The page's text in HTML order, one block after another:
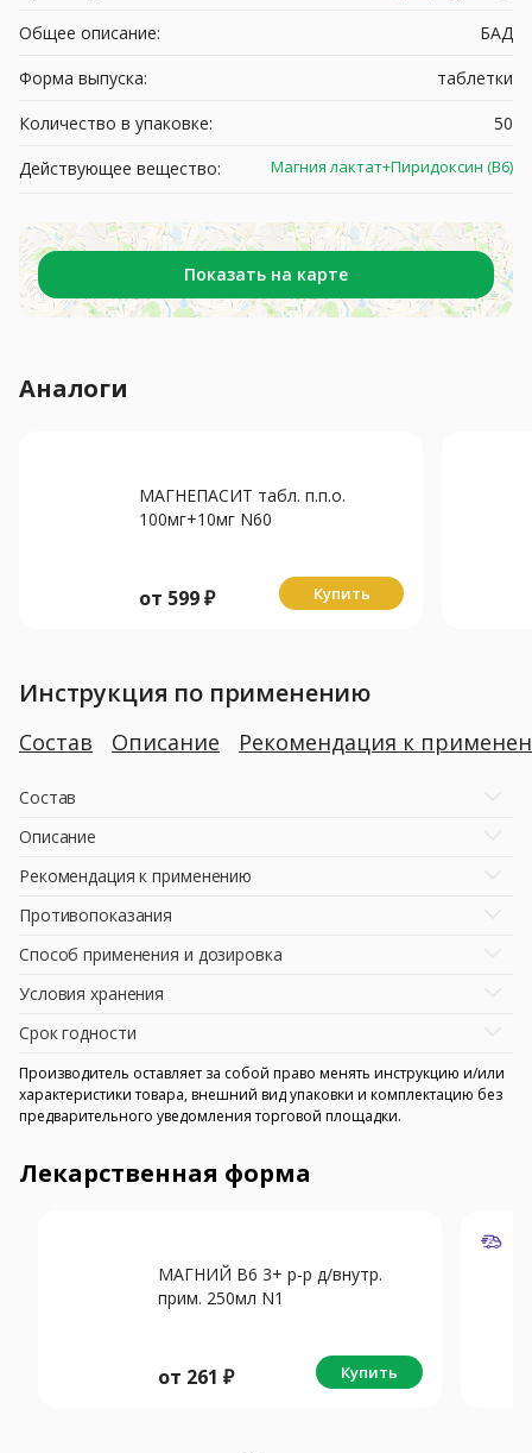
Общее описание:
БАД
Форма выпуска:
таблетки
Количество в упаковке:
50
Действующее вещество:
Магния лактат+Пиридоксин (В6)
Показать на карте
Аналоги
МАГНЕПАСИТ табл. п.п.о.
100мг+10мг N60
от 599₽ Купить
Инструкция по применению
Состав Описание Рекомендация к
Состав
Описание
Рекомендация к применению
Противопоказания
Способ применения и дозировка
Условия хранения
Срок годности
Производитель оставляет за собой право менять инструкцию и/или
характеристики товара, внешний вид упаковки и комплектацию без
предварительного уведомления торговой площадки.
Лекарственная форма
МАГНИЙ В6 3+ р-р д/внутр.
прим. 250мл N1
от 261 ₽ Купить